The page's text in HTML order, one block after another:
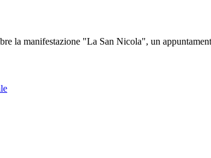
la manifestazione "La San Nicola", un